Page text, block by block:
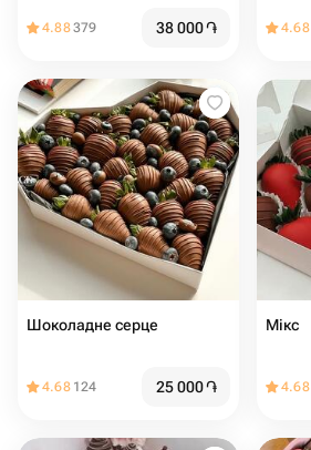
4.88379 38 000֏ 4.68
Шоколадне серце
4.68 124 25 000֏
Мікс
4.68